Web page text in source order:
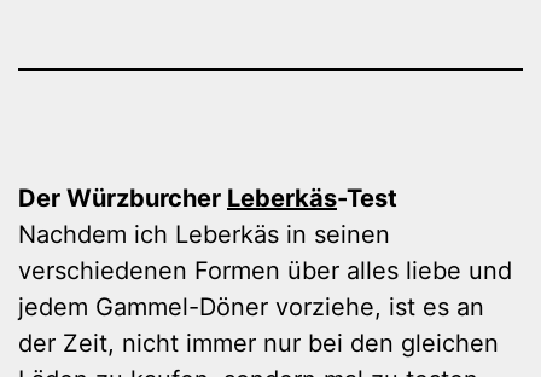
Der Würzburcher Leberkäs-Test
Nachdem ich Leberkäs in seinen
verschiedenen Formen über alles liebe und
jedem Gammel-Döner vorziehe, ist es an
der Zeit, nicht immer nur bei den gleichen